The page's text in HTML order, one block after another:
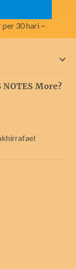
per 30 hari ~
More?